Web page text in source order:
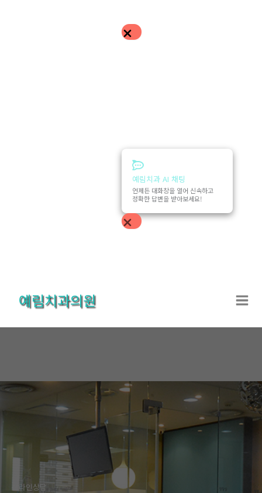
예림치과 AI 채팅
언제든 대화창을 열어 신속하고
정확한 답변을 받아보세요!
건
예림치과의원
온라인상담